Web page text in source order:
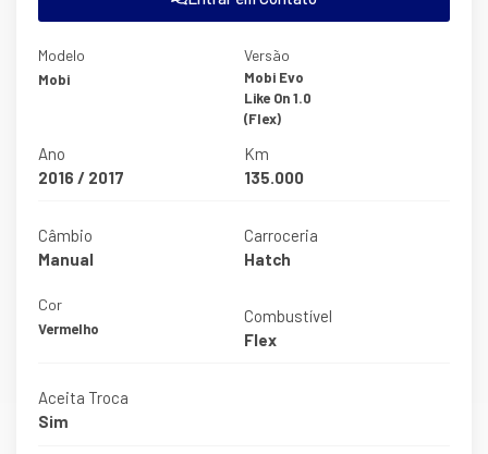
Modelo
Mobi
Versão
Mobi Evo
Like On 1.0
(Flex)
Ano
2016 / 2017
Km
135.000
Câmbio
Manual
Carroceria
Hatch
Cor
Vermelho
Combustível
Flex
Aceita Troca
Sim